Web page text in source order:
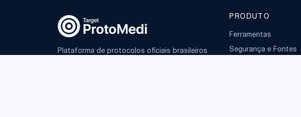
Plataforma de protocolos oficiais brasileiros
PRODUTO
Ferramentas
Segurança e Fontes